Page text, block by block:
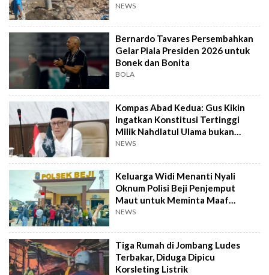
NEWS
Bernardo Tavares Persembahkan
Gelar Piala Presiden 2026 untuk
Bonek dan Bonita
BOLA
Kompas Abad Kedua: Gus Kikin
Ingatkan Konstitusi Tertinggi
Milik Nahdlatul Ulama bukan
AD/ART
NEWS
Keluarga Widi Menanti Nyali
Oknum Polisi Beji Penjemput
Maut untuk Meminta Maaf
Langsung
NEWS
Tiga Rumah di Jombang Ludes
Terbakar, Diduga Dipicu
Korsleting Listrik